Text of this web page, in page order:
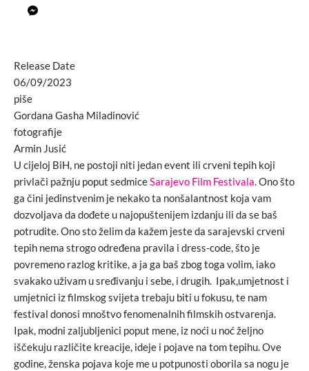
Release Date
06/09/2023
piše
Gordana Gasha Miladinović
fotografije
Armin Jusić
U cijeloj BiH, ne postoji niti jedan event ili crveni tepih koji
privlači pažnju poput sedmice Sarajevo Film Festivala . Ono što
ga čini jedinstvenim je nekako ta nonšalantnost koja vam
dozvoljava da dođete u najopuštenijem izdanju ili da se baš
potrudite. Ono sto želim da kažem jeste da sarajevski crveni
tepih nema strogo određena pravila i dress-code, što je
povremeno razlog kritike, a ja ga baš zbog toga volim, iako
svakako uživam u sređivanju i sebe, i drugih. Ipak,umjetnost i
umjetnici iz filmskog svijeta trebaju biti u fokusu, te nam
festival donosi mnoštvo fenomenalnih filmskih ostvarenja.
Ipak, modni zaljubljenici poput mene, iz noći u noć željno
iščekuju različite kreacije, ideje i pojave na tom tepihu. Ove
godine, ženska pojava koje me u potpunosti oborila sa nogu je